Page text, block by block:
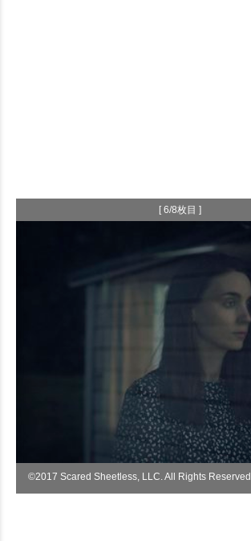
[ 6/8枚目 ]
©︎2017 Scared Sheetless, LLC. All Rights Reserved.